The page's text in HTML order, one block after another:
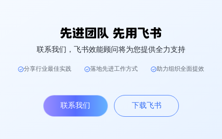
联系我们，飞书效能顾问将为您提供全力支持
分享行业最佳实践 落地先进工作方式 助力组织全面提效
联系我们 下载飞书